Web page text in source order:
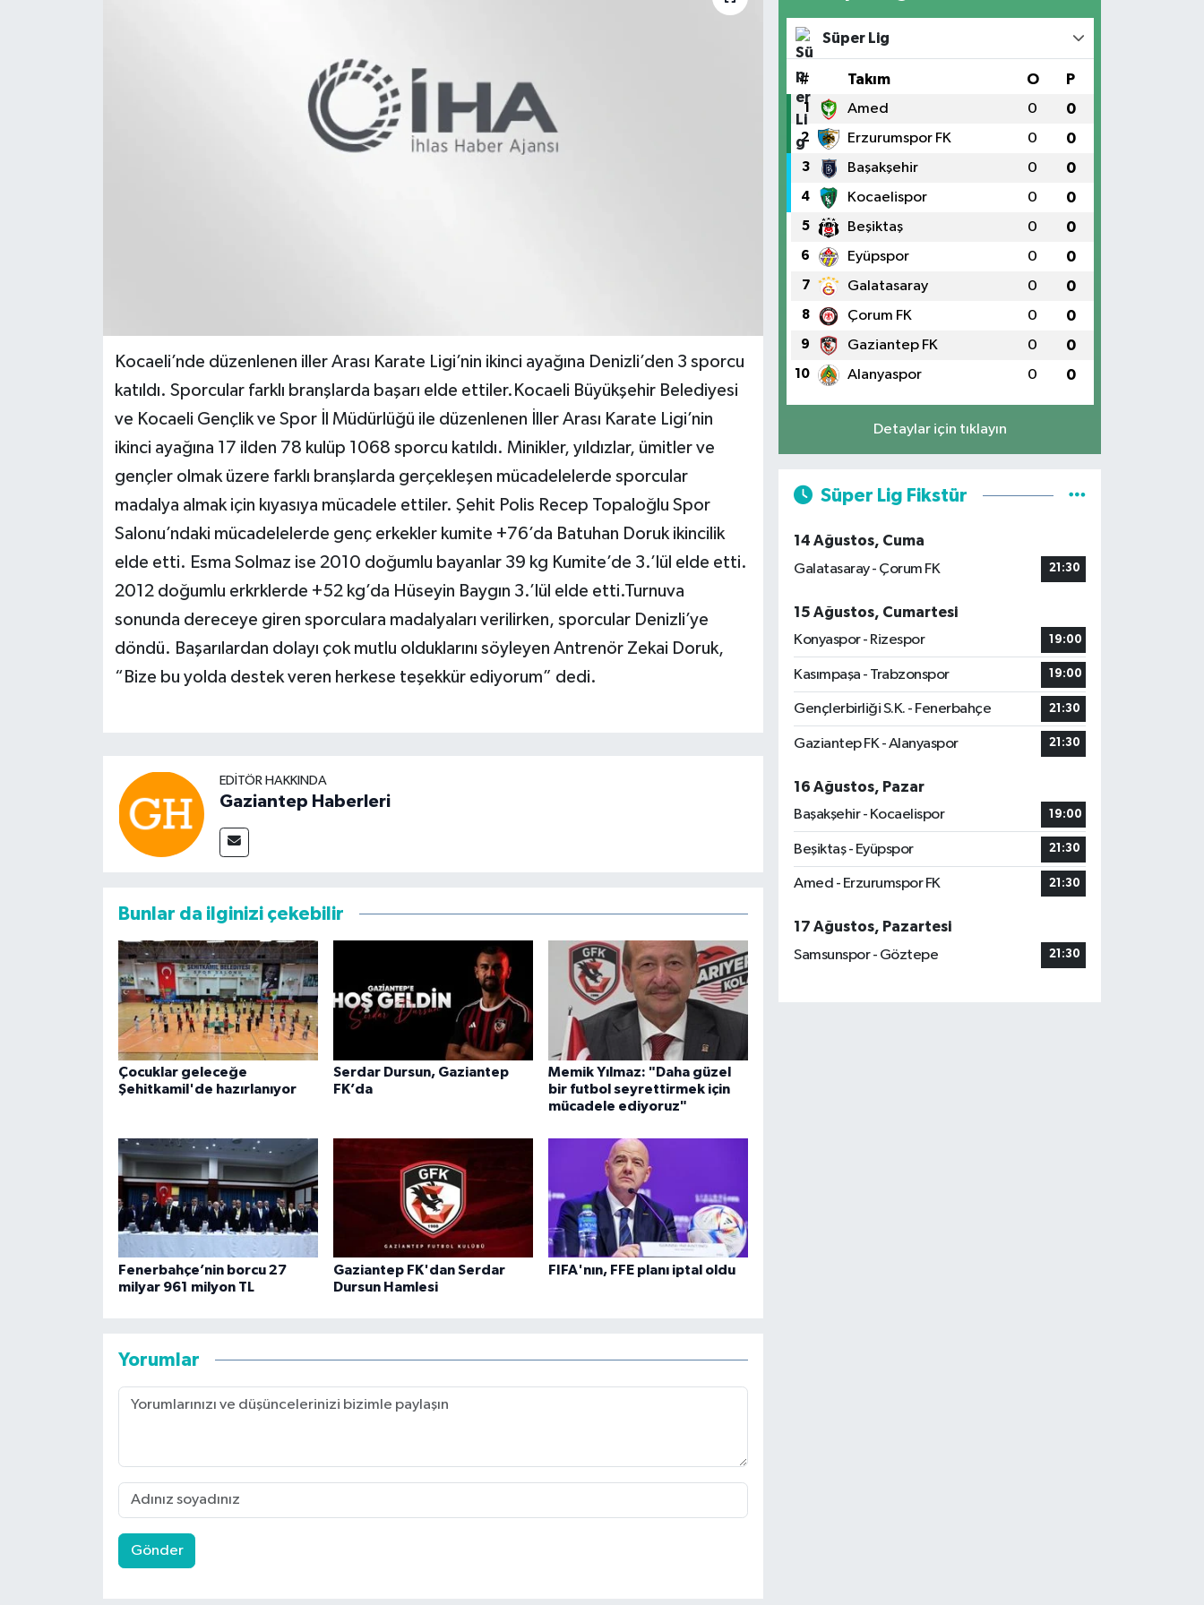
Kocaeli’nde düzenlenen iller Arası Karate Ligi’nin ikinci ayağına Denizli’den 3 sporcu
katıldı. Sporcular farklı branşlarda başarı elde ettiler.Kocaeli Büyükşehir Belediyesi
ve Kocaeli Gençlik ve Spor İl Müdürlüğü ile düzenlenen İller Arası Karate Ligi’nin
ikinci ayağına 17 ilden 78 kulüp 1068 sporcu katıldı. Minikler, yıldızlar, ümitler ve
gençler olmak üzere farklı branşlarda gerçekleşen mücadelelerde sporcular
madalya almak için kıyasıya mücadele ettiler. Şehit Polis Recep Topaloğlu Spor
Salonu’ndaki mücadelelerde genç erkekler kumite +76’da Batuhan Doruk ikincilik
elde etti. Esma Solmaz ise 2010 doğumlu bayanlar 39 kg Kumite’de 3.’lül elde etti.
2012 doğumlu erkrklerde +52 kg’da Hüseyin Baygın 3.’lül elde etti.Turnuva
sonunda dereceye giren sporculara madalyaları verilirken, sporcular Denizli’ye
döndü. Başarılardan dolayı çok mutlu olduklarını söyleyen Antrenör Zekai Doruk,
“Bize bu yolda destek veren herkese teşekkür ediyorum” dedi.
EDITÖR HAKKINDA
Gaziantep Haberleri
Bunlar da ilginizi çekebilir
Çocuklar geleceğe
Şehitkamil'de hazırlanıyor
Serdar Dursun, Gaziantep
FK’da
Memik Yılmaz: "Daha güzel
bir futbol seyrettirmek için
mücadele ediyoruz"
Fenerbahçe’nin borcu 27
milyar 961 milyon TL
Gaziantep FK'dan Serdar
Dursun Hamlesi
FIFA'nın, FFE planı iptal oldu
Yorumlar
Gönder
Süper Lig
# Takım O P
1 Amed 0 0
2 Erzurumspor FK 0 0
3 Başakşehir 0 0
4 Kocaelispor 0 0
5 Beşiktaş 0 0
6 Eyüpspor 0 0
7 Galatasaray 0 0
8 Çorum FK 0 0
9 Gaziantep FK 0 0
10 Alanyaspor 0 0
Detaylar için tıklayın
Süper Lig Fikstür
14 Ağustos, Cuma
Galatasaray - Çorum FK
21:30
15 Ağustos, Cumartesi
Konyaspor - Rizespor
19:00
Kasımpaşa - Trabzonspor 19:00
Gençlerbirliği S.K. - Fenerbahçe 21:30
Gaziantep FK - Alanyaspor 21:30
16 Ağustos, Pazar
Başakşehir - Kocaelispor
19:00
Beşiktaş - Eyüpspor 21:30
Amed - Erzurumspor FK 21:30
17 Ağustos, Pazartesi
Samsunspor - Göztepe
21:30